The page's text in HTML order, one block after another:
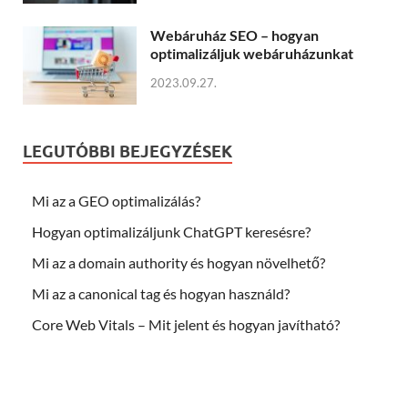
Webáruház SEO – hogyan
optimalizáljuk webáruházunkat
2023.09.27.
LEGUTÓBBI BEJEGYZÉSEK
Mi az a GEO optimalizálás?
Hogyan optimalizáljunk ChatGPT keresésre?
Mi az a domain authority és hogyan növelhető?
Mi az a canonical tag és hogyan használd?
Core Web Vitals – Mit jelent és hogyan javítható?